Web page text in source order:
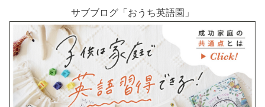
サブブログ「おうち英語園」